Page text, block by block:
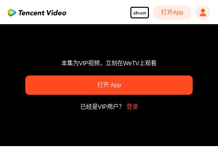
zh-cn 打开App
pay limit
本集为VIP视频，立刻在WeTV上观看
打开 App
已经是VIP用户？ 登录